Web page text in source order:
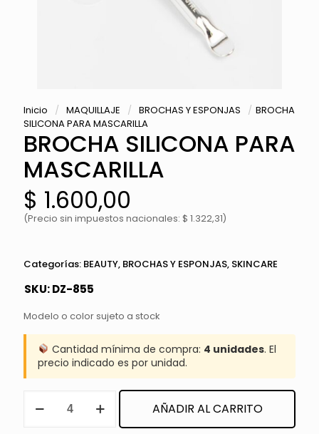
Inicio / MAQUILLAJE / BROCHAS Y ESPONJAS / BROCHA
SILICONA PARA MASCARILLA
BROCHA SILICONA PARA
MASCARILLA
$ 1.600,00
(Precio sin impuestos nacionales: $ 1.322,31)
Categorías: BEAUTY, BROCHAS Y ESPONJAS, SKINCARE
SKU:DZ-855
Modelo o color sujeto a stock
Cantidad mínima de compra: 4 unidades. El
precio indicado es por unidad.
SILICONA
AÑADIR AL CARRITO